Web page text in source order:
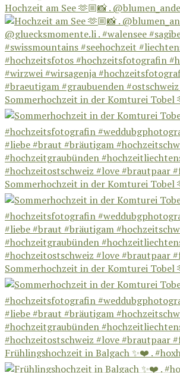
Hochzeit am See 🫶🏼📸 .
Sommerhochzeit in der Komturei Tobel
Sommerhochzeit in der Komturei Tobel
Sommerhochzeit in der Komturei Tobel
Frühlingshochzeit in Balgach ✨❤️ .